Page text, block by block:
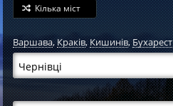
Кілька міст
Варшава,Краків,Кишинів,Бухарест